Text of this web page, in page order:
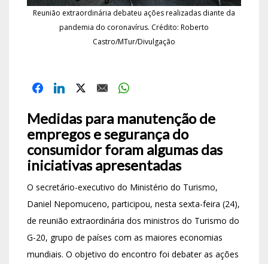
Reunião extraordinária debateu ações realizadas diante da
pandemia do coronavírus. Crédito: Roberto
Castro/MTur/Divulgação
Medidas para manutenção de
empregos e segurança do
consumidor foram algumas das
iniciativas apresentadas
O secretário-executivo do Ministério do Turismo,
Daniel Nepomuceno, participou, nesta sexta-feira (24),
de reunião extraordinária dos ministros do Turismo do
G-20, grupo de países com as maiores economias
mundiais. O objetivo do encontro foi debater as ações